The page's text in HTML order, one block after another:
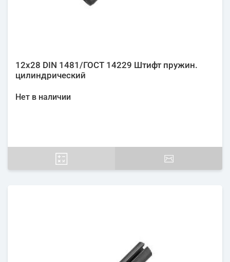
12х28 DIN 1481/ГОСТ 14229 Штифт пружин.
цилиндрический
Нет в наличии